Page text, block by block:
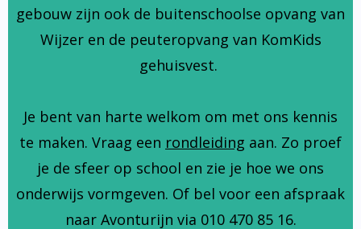
gebouw zijn ook de buitenschoolse opvang van
Wijzer en de peuteropvang van KomKids
gehuisvest.
Je bent van harte welkom om met ons kennis
te maken. Vraag een rondleiding aan. Zo proef
je de sfeer op school en zie je hoe we ons
onderwijs vormgeven. Of bel voor een afspraak
naar Avonturijn via 010 470 85 16.